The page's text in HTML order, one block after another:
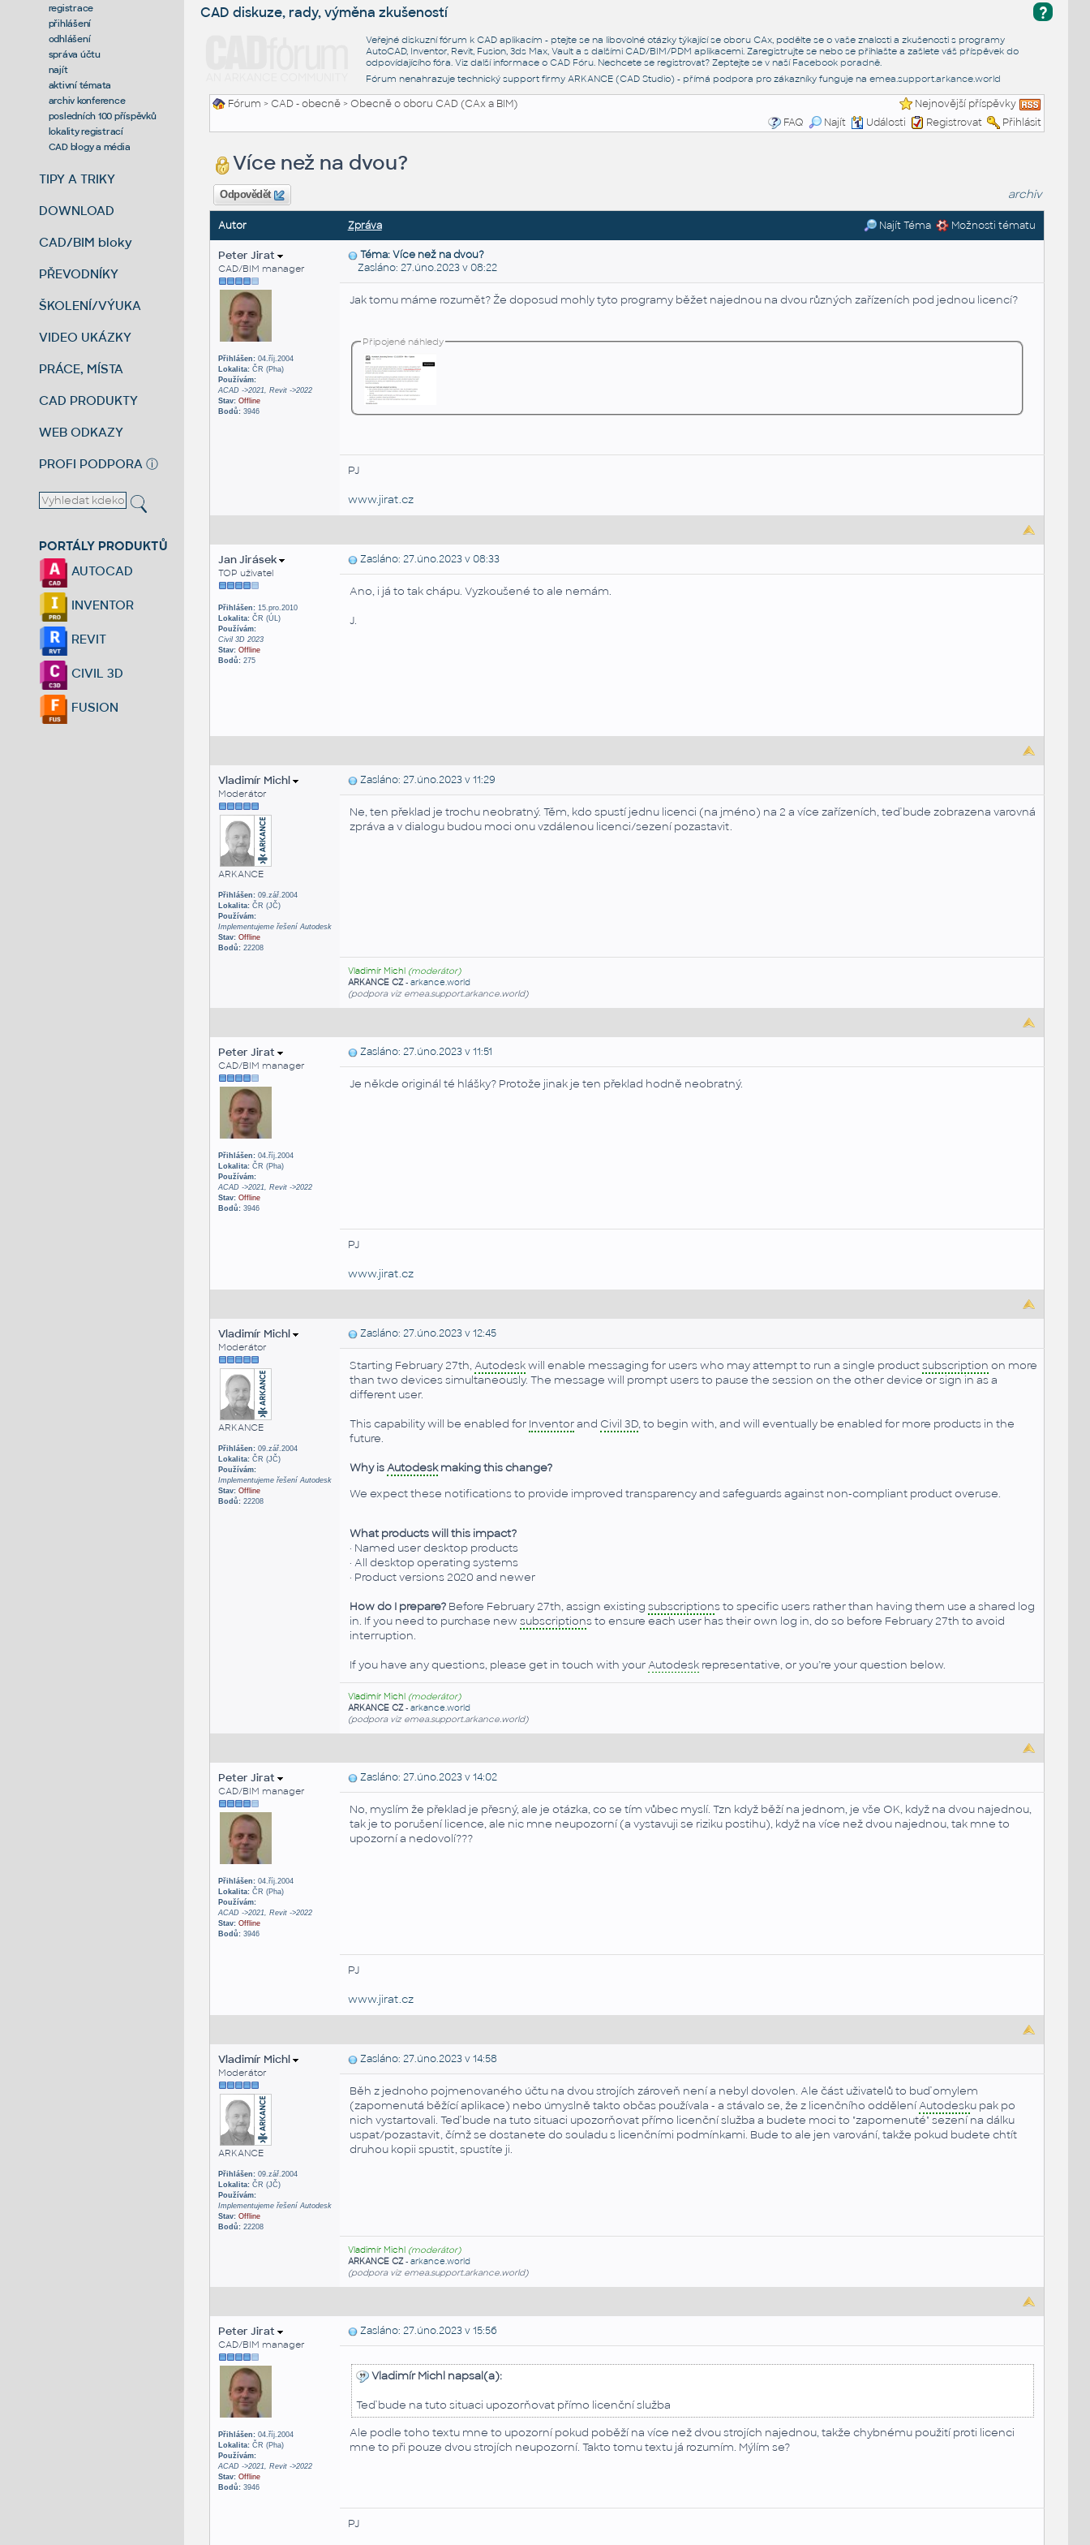
registrace
přihlášení
odhlášení
správa účtu
najít
aktivní témata
archiv konference
posledních 100 příspěvků
lokality registrací
CAD blogy a média
TIPY A TRIKY
DOWNLOAD
CAD/BIM bloky
PŘEVODNÍKY
ŠKOLENÍ/VÝUKA
VIDEO UKÁZKY
PRÁCE, MÍSTA
CAD PRODUKTY
WEB ODKAZY
PROFI PODPORA ⓘ
PORTÁLY PRODUKTŮ
AUTOCAD
INVENTOR
REVIT
CIVIL 3D
FUSION
?
CAD diskuze, rady, výměna zkušeností
Veřejné diskuzní fórum k CAD aplikacím - ptejte se na libovolné otázky týkající se oboru CAx, podělte se o vaše znalosti a zkušenosti s programy
AutoCAD, Inventor, Revit, Fusion, 3ds Max, Vault a s dalšími CAD/BIM/PDM aplikacemi. Zaregistrujte se nebo se přihlašte a zašlete váš příspěvek do
odpovídajícího fóra. Viz další informace o CAD Fóru. Nechcete se registrovat? Zeptejte se v naší Facebook poradně.
Fórum nenahrazuje technický support firmy ARKANCE (CAD Studio) - přímá podpora pro zákazníky funguje na emea.support.arkance.world
Fórum > CAD - obecně> Obecně o oboru CAD (CAx a BIM)
Nejnovější příspěvky
FAQ
Najít Události Registrovat Přihlásit
Více než na dvou?
Odpovědět archiv
Autor Zpráva Najít Téma Možnosti tématu
Peter Jirat
CAD/BIM manager
Přihlášen:04.říj.2004
Lokalita:ČR (Pha)
Používám:
ACAD ->2021, Revit ->2022
Stav: Offline
Bodů:3946
Téma: Více než na dvou?
Zasláno: 27.úno.2023 v 08:22
Jak tomu máme rozumět? Že doposud mohly tyto programy běžet najednou na dvou různých zařízeních pod jednou licencí?
Připojené náhledy
PJ
www.jirat.cz
Jan Jirásek
TOP uživatel
Přihlášen:15.pro.2010
Lokalita:ČR (ÚL)
Používám:
Civil 3D 2023
Stav: Offline
Bodů:275
Zasláno: 27.úno.2023 v 08:33
Ano, i já to tak chápu. Vyzkoušené to ale nemám.
J.
Vladimír Michl
Moderátor
ARKANCE
Přihlášen:09.zář.2004
Lokalita:ČR (JČ)
Používám:
Implementujeme řešení Autodesk
Stav: Offline
Bodů:22208
Zasláno: 27.úno.2023 v 11:29
Ne, ten překlad je trochu neobratný. Těm, kdo spustí jednu licenci (na jméno) na 2 a více zařízeních, teď bude zobrazena varovná
zpráva a v dialogu budou moci onu vzdálenou licenci/sezení pozastavit.
Vladimír Michl (moderátor)
ARKANCE CZ- arkance.world
(podpora viz emea.support.arkance.world)
Peter Jirat
CAD/BIM manager
Přihlášen:04.říj.2004
Lokalita:ČR (Pha)
Používám:
ACAD ->2021, Revit ->2022
Stav: Offline
Bodů:3946
Zasláno: 27.úno.2023 v 11:51
Je někde originál té hlášky? Protože jinak je ten překlad hodně neobratný.
PJ
www.jirat.cz
Vladimír Michl
Moderátor
ARKANCE
Přihlášen:09.zář.2004
Lokalita:ČR (JČ)
Používám:
Implementujeme řešení Autodesk
Stav: Offline
Bodů:22208
Zasláno: 27.úno.2023 v 12:45
Starting February 27th,Autodeskwill enable messaging for users who may attempt to run a single productsubscription on more
than two devices simultaneously. The message will prompt users to pause the session on the other device or sign in as a
different user.
This capability will be enabled for Inventorand Civil 3D, to begin with, and will eventually be enabled for more products in the
future.
Why isAutodeskmaking this change?
We expect these notifications to provide improved transparency and safeguards against non-compliant product overuse.
What products will this impact?
· Named user desktop products
· All desktop operating systems
· Product versions 2020 and newer
How do I prepare? Before February 27th, assign existing subscriptions to specific users rather than having them use a shared log
in. If you need to purchase new subscriptions to ensure each user has their own log in, do so before February 27th to avoid
interruption.
If you have any questions, please get in touch with yourAutodeskrepresentative, or you’re your question below.
Vladimír Michl (moderátor)
ARKANCE CZ- arkance.world
(podpora viz emea.support.arkance.world)
Peter Jirat
CAD/BIM manager
Přihlášen:04.říj.2004
Lokalita:ČR (Pha)
Používám:
ACAD ->2021, Revit ->2022
Stav: Offline
Bodů:3946
Zasláno: 27.úno.2023 v 14:02
No, myslím že překlad je přesný, ale je otázka, co se tím vůbec myslí. Tzn když běží na jednom, je vše OK, když na dvou najednou,
tak je to porušení licence, ale nic mne neupozorní (a vystavuji se riziku postihu), když na více než dvou najednou, tak mne to
upozorní a nedovolí???
PJ
www.jirat.cz
Vladimír Michl
Moderátor
ARKANCE
Přihlášen:09.zář.2004
Lokalita:ČR (JČ)
Používám:
Implementujeme řešení Autodesk
Stav: Offline
Bodů:22208
Zasláno: 27.úno.2023 v 14:58
Běh z jednoho pojmenovaného účtu na dvou strojích zároveň není a nebyl dovolen. Ale část uživatelů to buď omylem
(zapomenutá běžící aplikace) nebo úmyslně takto občas používala - a stávalo se, že z licenčního odděleníAutodesku pak po
nich vystartovali. Teď bude na tuto situaci upozorňovat přímo licenční služba a budete moci to "zapomenuté" sezení na dálku
uspat/pozastavit, čímž se dostanete do souladu s licenčními podmínkami. Bude to ale jen varování, takže pokud budete chtít
druhou kopii spustit, spustíte ji.
Vladimír Michl (moderátor)
ARKANCE CZ- arkance.world
(podpora viz emea.support.arkance.world)
Peter Jirat
CAD/BIM manager
Přihlášen:04.říj.2004
Lokalita:ČR (Pha)
Používám:
ACAD ->2021, Revit ->2022
Stav: Offline
Bodů:3946
Zasláno: 27.úno.2023 v 15:56
Vladimír Michl napsal(a):
Teď bude na tuto situaci upozorňovat přímo licenční služba
Ale podle toho textu mne to upozorní pokud poběží na více než dvou strojích najednou, takže chybnému použití proti licenci
mne to při pouze dvou strojích neupozorní. Takto tomu textu já rozumím. Mýlím se?
PJ